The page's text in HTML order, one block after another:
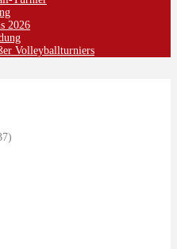
2026
Volleyballturniers